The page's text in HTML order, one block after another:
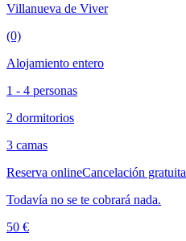
Villanueva de Viver
(0)
Alojamiento entero
1 - 4 personas
2 dormitorios
3 camas
Reserva onlineCancelación gratuita
Todavía no se te cobrará nada.
50 €